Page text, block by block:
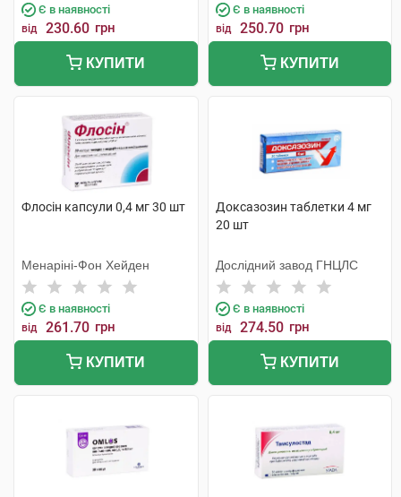
Є в наявності
від 230.60 грн
КУПИТИ
Є в наявності
від 250.70 грн
КУПИТИ
Флосін капсули 0,4 мг 30 шт
Менаріні-Фон Хейден
Є в наявності
від 261.70 грн
КУПИТИ
Доксазозин таблетки 4 мг
20 шт
Дослідний завод ГНЦЛС
Є в наявності
від 274.50 грн
КУПИТИ